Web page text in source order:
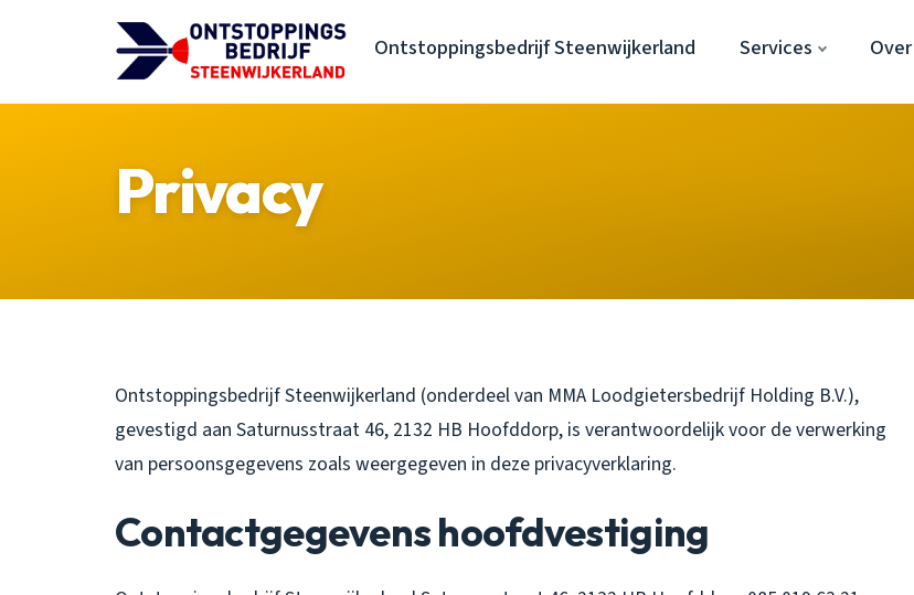
Ontstoppingsbedrijf Steenwijkerland Services Over
Privacy
Ontstoppingsbedrijf Steenwijkerland (onderdeel van MMA Loodgietersbedrijf Holding B.V.),
gevestigd aan Saturnusstraat 46, 2132 HB Hoofddorp, is verantwoordelijk voor de verwerking
van persoonsgegevens zoals weergegeven in deze privacyverklaring.
Contactgegevens hoofdvestiging